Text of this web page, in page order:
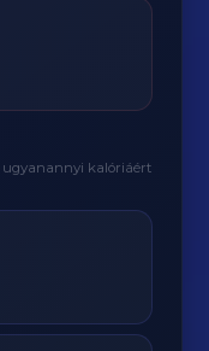
ugyanannyi kalóriáért